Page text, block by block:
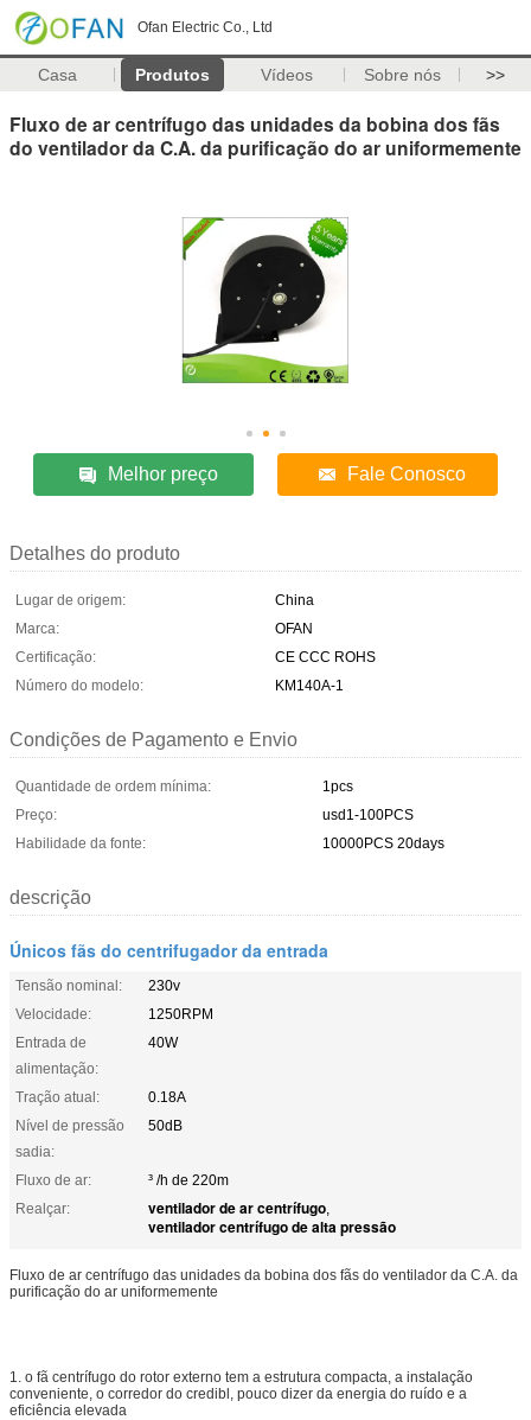
Ofan Electric Co., Ltd
Casa Produtos Vídeos Sobre nós >>
Fluxo de ar centrífugo das unidades da bobina dos fãs
do ventilador da C.A. da purificação do ar uniformemente
Melhor preço Fale Conosco
Detalhes do produto
Lugar de origem:
China
Marca:
OFAN
Certificação:
CE CCC ROHS
Número do modelo:
KM140A-1
Condições de Pagamento e Envio
Quantidade de ordem mínima:
1pcs
Preço:
usd1-100PCS
Habilidade da fonte:
10000PCS 20days
descrição
Únicos fãs do centrifugador da entrada
Tensão nominal:
230v
Velocidade:
1250RPM
Entrada de
alimentação:
40W
Tração atual:
0.18A
Nível de pressão
sadia:
50dB
Fluxo de ar:
³ /h de 220m
Realçar:
ventilador de ar centrífugo,
ventilador centrífugo de alta pressão
Fluxo de ar centrífugo das unidades da bobina dos fãs do ventilador da C.A. da
purificação do ar uniformemente
1. o fã centrífugo do rotor externo tem a estrutura compacta, a instalação
conveniente, o corredor do credibl, pouco dizer da energia do ruído e a
eficiência elevada